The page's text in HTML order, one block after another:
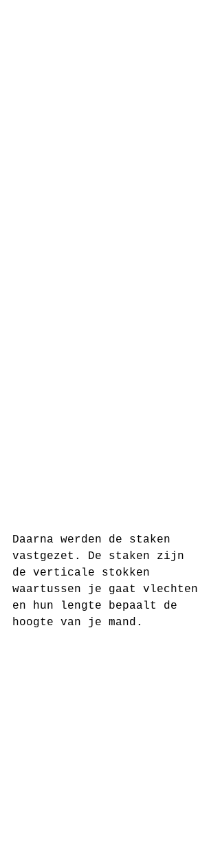
Daarna werden de staken
vastgezet. De staken zijn
de verticale stokken
waartussen je gaat vlechten
en hun lengte bepaalt de
hoogte van je mand.